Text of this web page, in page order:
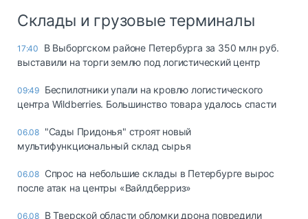
Склады и грузовые терминалы
17:40
В Выборгском районе Петербурга за 350 млн руб.
выставили на торги землю под логистический центр
09:49 Беспилотники упали на кровлю логистического
центра Wildberries. Большинство товара удалось спасти
06.08 "Сады Придонья" строят новый
мультифункциональный склад сырья
06.08 Спрос на небольшие склады в Петербурге вырос
после атак на центры «Вайлдберриз»
06.08 В Тверской области обломки дрона повредили